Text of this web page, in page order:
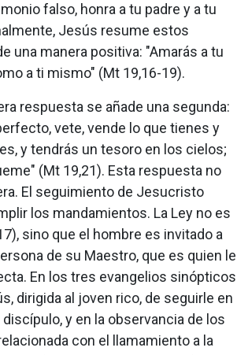
falso, honra a tu padre y a tu
Jesús resume estos
una manera positiva: "Amarás a tu
a ti mismo" (Mt 19,16-19).
respuesta se añade una segunda:
vete, vende lo que tienes y
y tendrás un tesoro en los cielos;
(Mt 19,21). Esta respuesta no
El seguimiento de Jesucristo
los mandamientos. La Ley no es
sino que el hombre es invitado a
de su Maestro, que es quien le
En los tres evangelios sinópticos
dirigida al joven rico, de seguirle en
discípulo, y en la observancia de los
con el llamamiento a la